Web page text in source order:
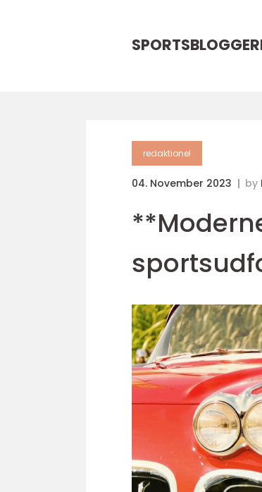
redaktionel
04. November 2023 by